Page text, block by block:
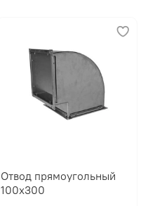
Отвод прямоугольный
100x300